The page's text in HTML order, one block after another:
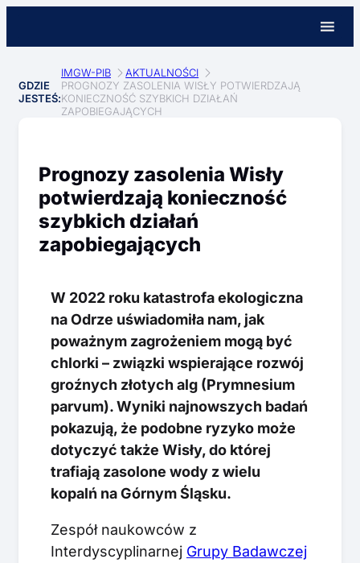
GDZIE
JESTEŚ:
IMGW-PIB
AKTUALNOŚCI
PROGNOZY ZASOLENIA WISŁY POTWIERDZAJĄ
KONIECZNOŚĆ SZYBKICH DZIAŁAŃ
ZAPOBIEGAJĄCYCH
Prognozy zasolenia Wisły
potwierdzają konieczność
szybkich działań
zapobiegających
W 2022 roku katastrofa ekologiczna
na Odrze uświadomiła nam, jak
poważnym zagrożeniem mogą być
chlorki – związki wspierające rozwój
groźnych złotych alg (Prymnesium
parvum). Wyniki najnowszych badań
pokazują, że podobne ryzyko może
dotyczyć także Wisły, do której
trafiają zasolone wody z wielu
kopalń na Górnym Śląsku.
Zespół naukowców z
Interdyscyplinarnej Grupy Badawczej